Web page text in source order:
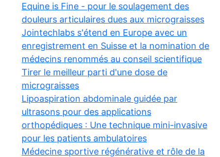
Equine is Fine - pour le soulagement des
douleurs articulaires dues aux micrograisses
Jointechlabs s'étend en Europe avec un
enregistrement en Suisse et la nomination de
médecins renommés au conseil scientifique
Tirer le meilleur parti d'une dose de
micrograisses
Lipoaspiration abdominale guidée par
ultrasons pour des applications
orthopédiques : Une technique mini-invasive
pour les patients ambulatoires
Médecine sportive régénérative et rôle de la